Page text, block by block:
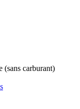
(sans carburant)